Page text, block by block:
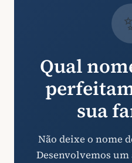
Qual
sua
Não deixe o nome
Desenvolvemos